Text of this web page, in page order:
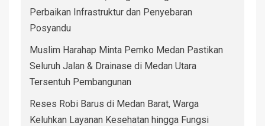
Perbaikan Infrastruktur dan Penyebaran
Posyandu
Muslim Harahap Minta Pemko Medan Pastikan
Seluruh Jalan & Drainase di Medan Utara
Tersentuh Pembangunan
Reses Robi Barus di Medan Barat, Warga
Keluhkan Layanan Kesehatan hingga Fungsi